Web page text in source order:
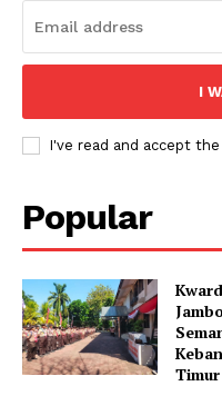
I
I've read and accept the
Popular
Timur